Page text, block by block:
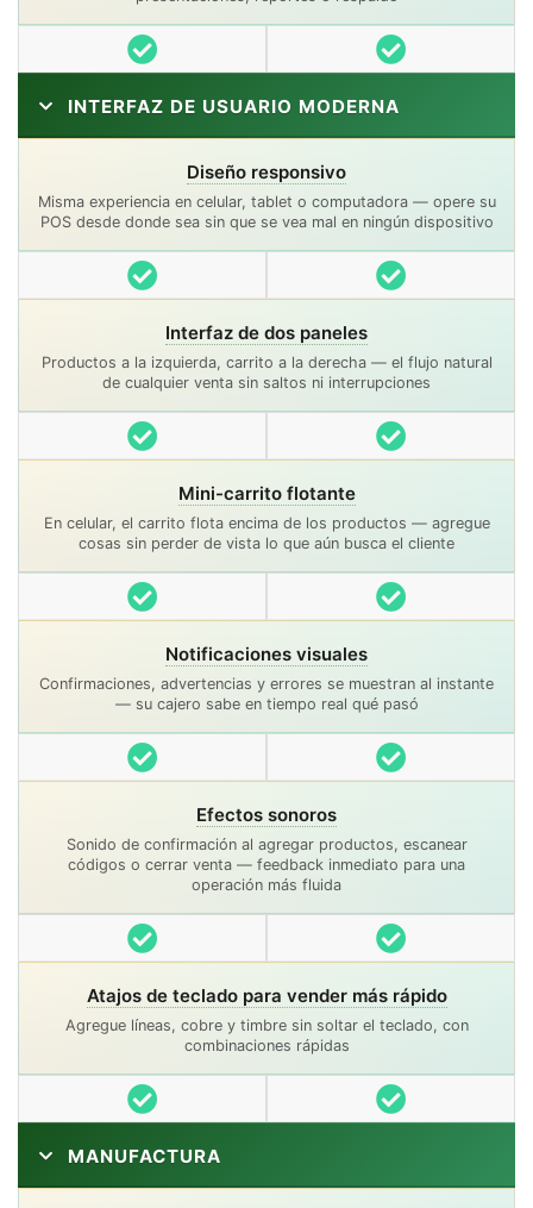
Incluido Incluido
INTERFAZ DE USUARIO MODERNA
Diseño responsivo
Misma experiencia en celular, tablet o computadora — opere su
POS desde donde sea sin que se vea mal en ningún dispositivo
Incluido Incluido
Interfaz de dos paneles
Productos a la izquierda, carrito a la derecha — el flujo natural
de cualquier venta sin saltos ni interrupciones
Incluido Incluido
Mini-carrito flotante
En celular, el carrito flota encima de los productos — agregue
cosas sin perder de vista lo que aún busca el cliente
Incluido Incluido
Notificaciones visuales
Confirmaciones, advertencias y errores se muestran al instante
— su cajero sabe en tiempo real qué pasó
Incluido Incluido
Efectos sonoros
Sonido de confirmación al agregar productos, escanear
códigos o cerrar venta — feedback inmediato para una
operación más fluida
Incluido Incluido
Atajos de teclado para vender más rápido
Agregue líneas, cobre y timbre sin soltar el teclado, con
combinaciones rápidas
Incluido Incluido
MANUFACTURA